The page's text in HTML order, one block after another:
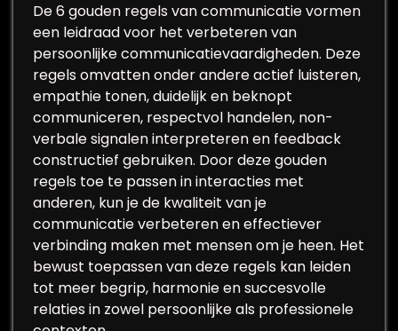
De 6 gouden regels van communicatie vormen
een leidraad voor het verbeteren van
persoonlijke communicatievaardigheden. Deze
regels omvatten onder andere actief luisteren,
empathie tonen, duidelijk en beknopt
communiceren, respectvol handelen, non-
verbale signalen interpreteren en feedback
constructief gebruiken. Door deze gouden
regels toe te passen in interacties met
anderen, kun je de kwaliteit van je
communicatie verbeteren en effectiever
verbinding maken met mensen om je heen. Het
bewust toepassen van deze regels kan leiden
tot meer begrip, harmonie en succesvolle
relaties in zowel persoonlijke als professionele